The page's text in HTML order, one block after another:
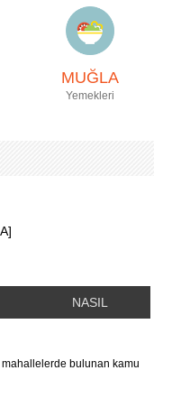
MUĞLA
Yemekleri
NASIL
bulunan kamu